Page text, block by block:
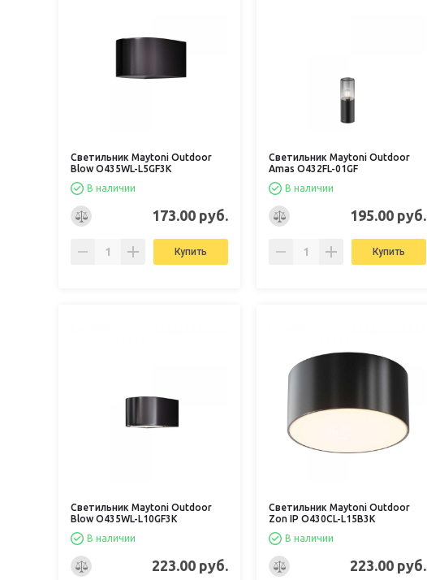
Светильник Maytoni Outdoor
Blow O435WL-L5GF3K
В наличии
173.00 руб.
Купить
Светильник Maytoni Outdoor
Amas O432FL-01GF
В наличии
195.00 руб.
Купить
Светильник Maytoni Outdoor
Blow O435WL-L10GF3K
В наличии
223.00 руб.
Светильник Maytoni Outdoor
Zon IP O430CL-L15B3K
В наличии
223.00 руб.